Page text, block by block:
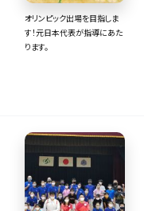
オリンピック出場を目指しま
す！元日本代表が指導にあた
ります。